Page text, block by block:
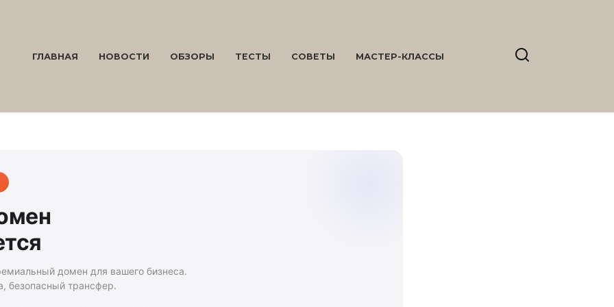
ГЛАВНАЯ НОВОСТИ ОБЗОРЫ ТЕСТЫ СОВЕТЫ МАСТЕР-КЛАССЫ
домен для вашего бизнеса.
безопасный трансфер.